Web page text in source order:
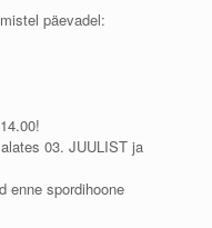
päevadel:
03. JUULIST ja
enne spordihoone